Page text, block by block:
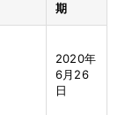
期
2020年
6月26
日